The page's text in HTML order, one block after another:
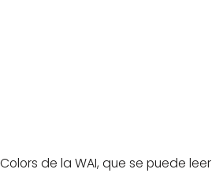
de la WAI, que se puede leer